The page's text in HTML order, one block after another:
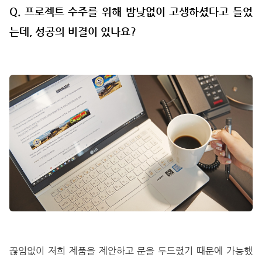
Q. 프로젝트 수주를 위해 밤낮없이 고생하셨다고 들었
는데, 성공의 비결이 있나요?
끊임없이 저희 제품을 제안하고 문을 두드렸기 때문에 가능했